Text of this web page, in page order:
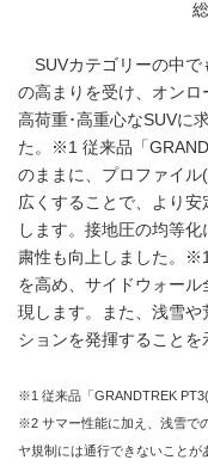
SUVカテゴリーの中で
の高まりを受け、オンロ
高荷重･高重心なSUVに
た。※1 従来品「
のままに、プロファイ
広くすることで、より
します。接地圧の均等
粛性も向上しました。
を高め、サイドウォー
現します。また、浅雪
ションを発揮すること
※1 従来品「GRANDTREK
※2 サマー性能に加え、浅雪で
ヤ規制には通行できないことが